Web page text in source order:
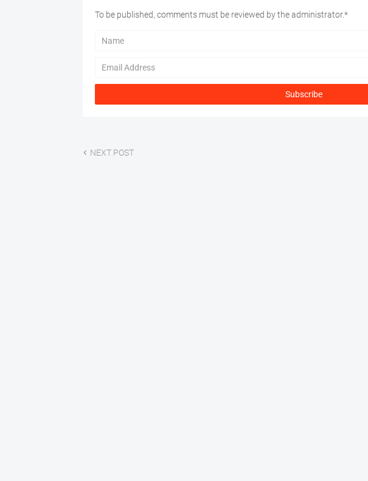
To be published, comments must be reviewed by the administrator.*
NEXT POST